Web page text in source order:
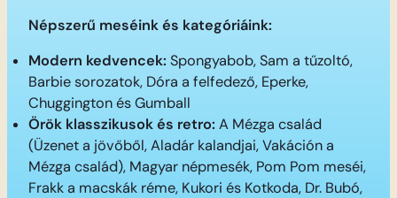
Népszerű meséink és kategóriáink:
Modern kedvencek: Spongyabob, Sam a tűzoltó,
Barbie sorozatok, Dóra a felfedező, Eperke,
Chuggington és Gumball
Örök klasszikusok és retro: A Mézga család
(Üzenet a jövőből, Aladár kalandjai, Vakáción a
Mézga család), Magyar népmesék, Pom Pom meséi,
Frakk a macskák réme, Kukori és Kotkoda, Dr. Bubó,